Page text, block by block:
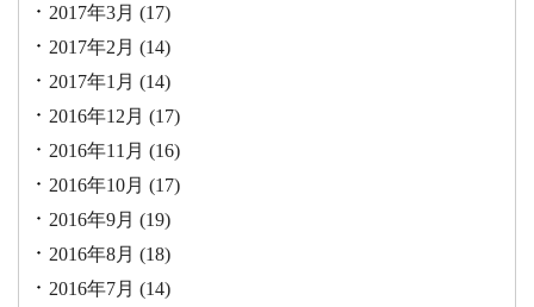
2017年3月 (17)
2017年2月 (14)
2017年1月 (14)
2016年12月 (17)
2016年11月 (16)
2016年10月 (17)
2016年9月 (19)
2016年8月 (18)
2016年7月 (14)